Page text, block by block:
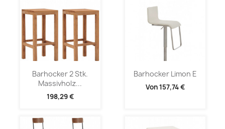
Barhocker 2 Stk.
Massivholz...
198,29 €
Barhocker Limon E
Von157,74 €